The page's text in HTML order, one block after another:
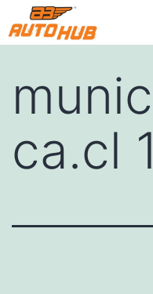
ca.cl